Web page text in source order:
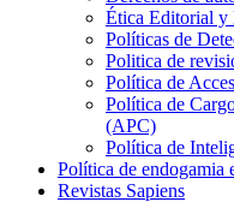
Ética Editorial y
Políticas de
Politica de
Política de
Política de
(APC)
Política de
Política de endogamia
Revistas Sapiens